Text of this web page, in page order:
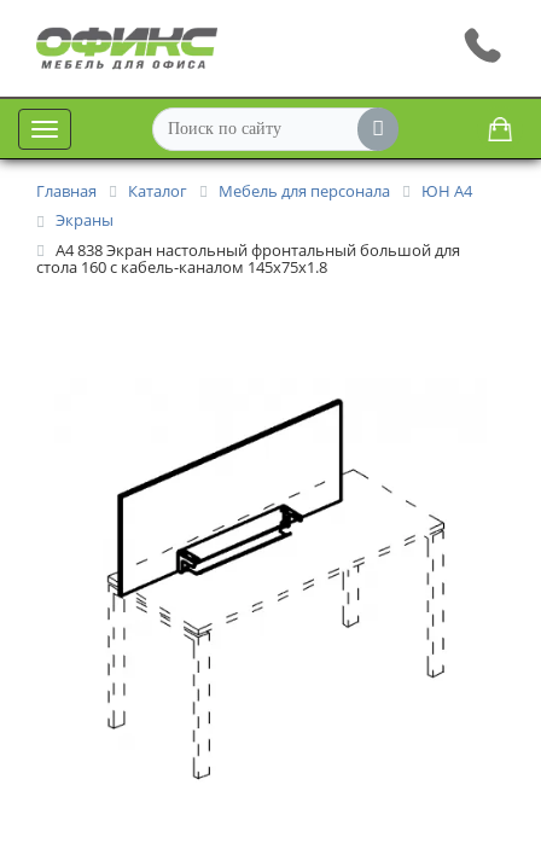
Меню
Главная Каталог Мебель для персонала
ЮН А4
Экраны
А4 838 Экран настольный фронтальный большой для
стола 160 с кабель-каналом 145x75x1.8